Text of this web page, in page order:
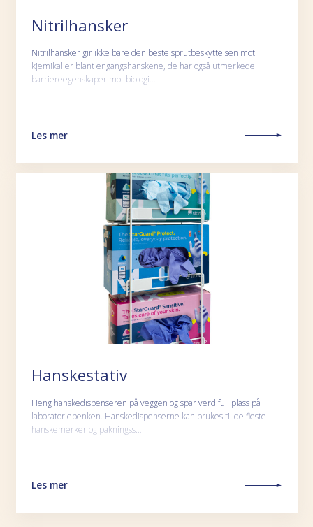
Nitrilhansker
Nitrilhansker gir ikke bare den beste sprutbeskyttelsen mot
kjemikalier blant engangshanskene, de har også utmerkede
barriereegenskaper mot biologi…
Les mer
Hanskestativ
Heng hanskedispenseren på veggen og spar verdifull plass på
laboratoriebenken. Hanskedispenserne kan brukes til de fleste
hanskemerker og pakningss…
Les mer